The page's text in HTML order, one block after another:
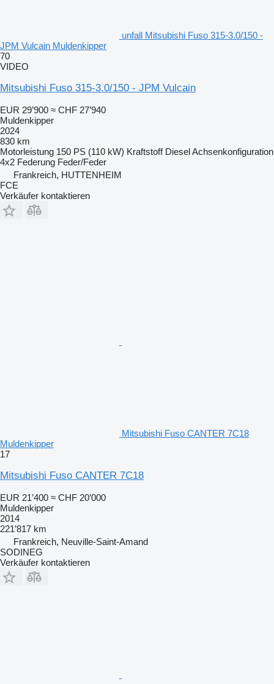
unfall Mitsubishi Fuso 315-3.0/150 -
JPM Vulcain Muldenkipper
70
VIDEO
Mitsubishi Fuso 315-3.0/150 - JPM Vulcain
EUR 29’900 ≈ CHF 27’940
Muldenkipper
2024
830 km
Motorleistung 150 PS (110 kW) Kraftstoff DieselAchsenkonfiguration
4x2 Federung Feder/Feder
Frankreich, HUTTENHEIM
FCE
Verkäufer kontaktieren
Mitsubishi Fuso CANTER 7C18
Muldenkipper
17
Mitsubishi Fuso CANTER 7C18
EUR 21’400 ≈ CHF 20’000
Muldenkipper
2014
221’817 km
Frankreich, Neuville-Saint-Amand
SODINEG
Verkäufer kontaktieren